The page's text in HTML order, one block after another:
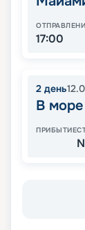
17:00
2 день
В море
ПРИБЫТИЕ